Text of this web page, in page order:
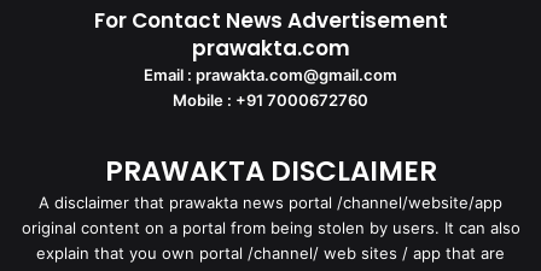
For Contact News Advertisement
prawakta.com
Email : prawakta.com@gmail.com
Mobile : +91 7000672760
PRAWAKTA DISCLAIMER
A disclaimer that prawakta news portal /channel/website/app
original content on a portal from being stolen by users. It can also
explain that you own portal /channel/ web sites / app that are